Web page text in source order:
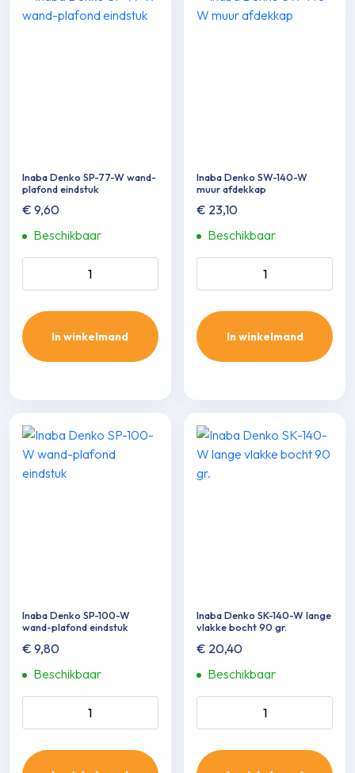
Inaba Denko SP-77-W wand-
plafond eindstuk
€ 9,60
Beschikbaar
In winkelmand
Inaba Denko SW-140-W
muur afdekkap
€ 23,10
Beschikbaar
In winkelmand
Inaba Denko SP-100-W
wand-plafond eindstuk
€ 9,80
Beschikbaar
Inaba Denko SK-140-W lange
vlakke bocht 90 gr.
€ 20,40
Beschikbaar